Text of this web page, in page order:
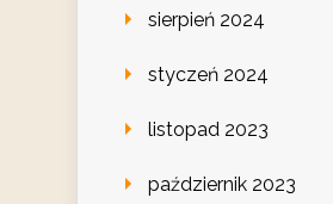
sierpień 2024
styczeń 2024
listopad 2023
październik 2023